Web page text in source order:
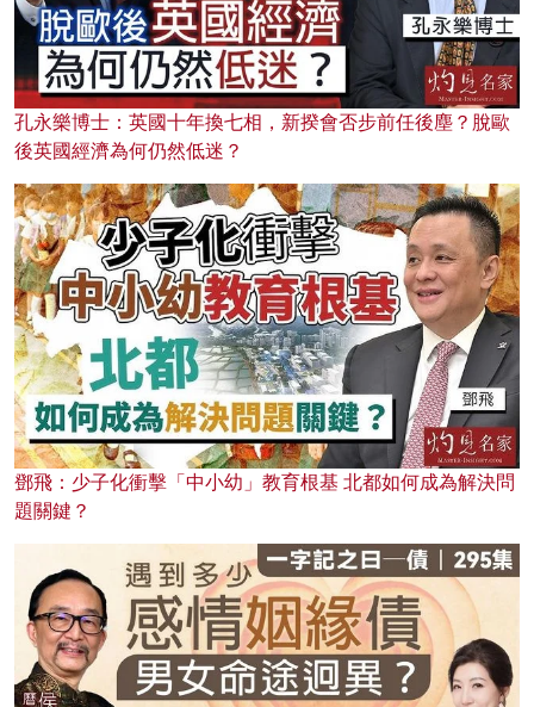
孔永樂博士：英國十年換七相，新揆會否步前任後塵？脫歐
後英國經濟為何仍然低迷？
鄧飛：少子化衝擊「中小幼」教育根基 北都如何成為解決問
題關鍵？